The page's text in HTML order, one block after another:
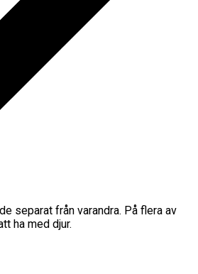
separat från varandra. På flera av
ha med djur.